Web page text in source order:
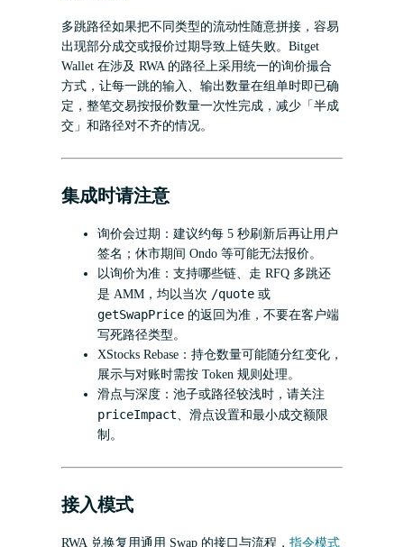
多跳路径如果把不同类型的流动性随意拼接，容易
出现部分成交或报价过期导致上链失败。Bitget
Wallet 在涉及 RWA 的路径上采用统一的询价撮合
方式，让每一跳的输入、输出数量在组单时即已确
定，整笔交易按报价数量一次性完成，减少「半成
交」和路径对不齐的情况。
集成时请注意
询价会过期：建议约每 5 秒刷新后再让用户
签名；休市期间 Ondo 等可能无法报价。
以询价为准：支持哪些链、走 RFQ 多跳还
是 AMM，均以当次 /quote 或
getSwapPrice 的返回为准，不要在客户端
写死路径类型。
XStocks Rebase：持仓数量可能随分红变化，
展示与对账时需按 Token 规则处理。
滑点与深度：池子或路径较浅时，请关注
priceImpact 、滑点设置和最小成交额限
制。
接入模式
RWA 兑换复用通用 Swap 的接口与流程， 指令模式